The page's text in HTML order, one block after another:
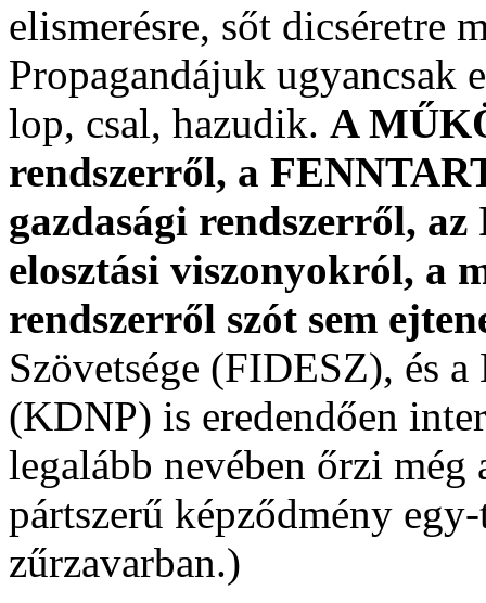
elismerésre, sőt dicséretre
Propagandájuk ugyancsak
lop, csal, hazudik. A
rendszerről, a
gazdasági rendszerről,
elosztási viszonyokról, a
rendszerről szót sem
Szövetsége (FIDESZ), és
(KDNP) is eredendően
legalább nevében őrzi
pártszerű képződmény
zűrzavarban.)